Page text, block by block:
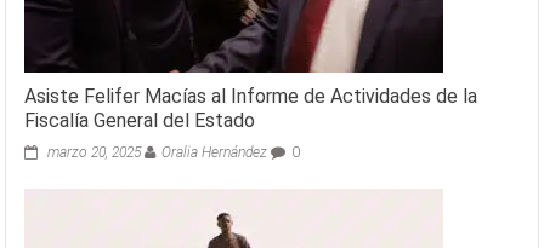
Asiste Felifer Macías al Informe de Actividades de la
Fiscalía General del Estado
marzo 20, 2025 Oralia Hernández 0